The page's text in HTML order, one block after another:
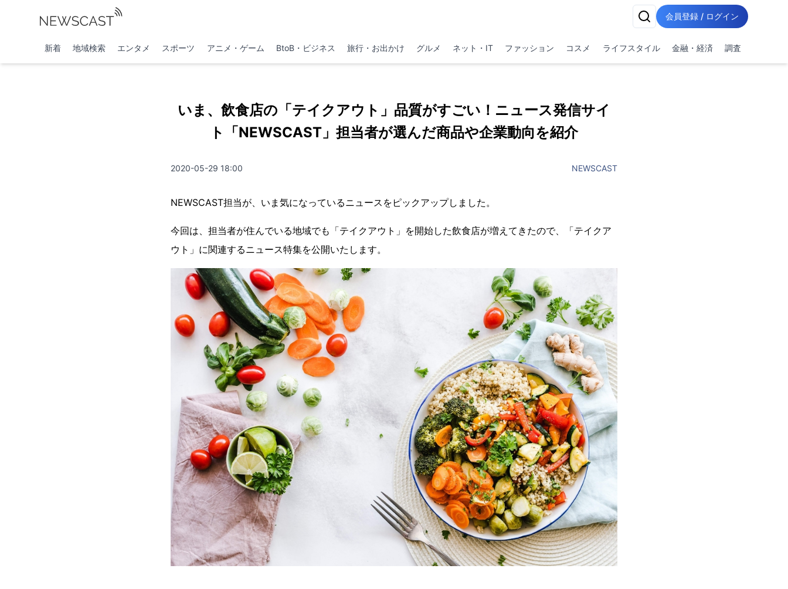
会員登録 / ログイン
新着 地域検索 エンタメ スポーツ アニメ・ゲーム BtoB・ビジネス 旅行・お出かけ グルメ ネット・IT ファッション コスメ ライフスタイル 金融・経済 調査
いま、飲食店の「テイクアウト」品質がすごい！ニュース発信サイ
ト「NEWSCAST」担当者が選んだ商品や企業動向を紹介
2020-05-29 18:00 NEWSCAST
NEWSCAST担当が、いま気になっているニュースをピックアップしました。
今回は、担当者が住んでいる地域でも「テイクアウト」を開始した飲食店が増えてきたので、「テイクア
ウト」に関連するニュース特集を公開いたします。